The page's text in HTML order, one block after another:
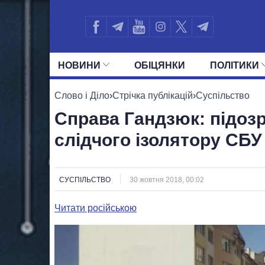
НОВИНИ ОБIЦЯНКИ ПОЛIТИКИ
УСІ ПОЛІТИКИ ПРЕЗИДЕНТ І ОФІС
Слово і Діло›Стрічка публікацій›Суспільство
Справа Гандзюк:
слідчого ізолятору СБУ
СУСПІЛЬСТВО 30 жовтня 2018, 00:02
Читати російською